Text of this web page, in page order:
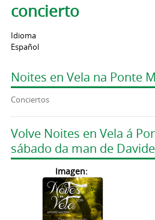
concierto
Idioma
Español
Noites en Vela na Ponte
Conciertos
Volve Noites en Vela á
sábado da man de
Imagen: